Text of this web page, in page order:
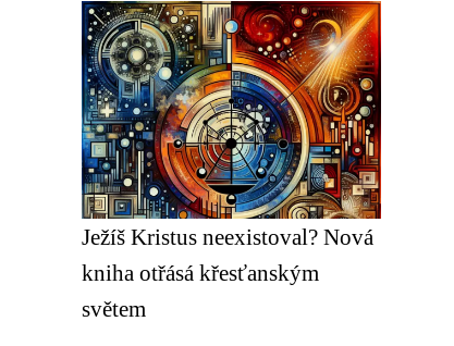
Ježíš Kristus neexistoval? Nová
kniha otřásá křesťanským
světem